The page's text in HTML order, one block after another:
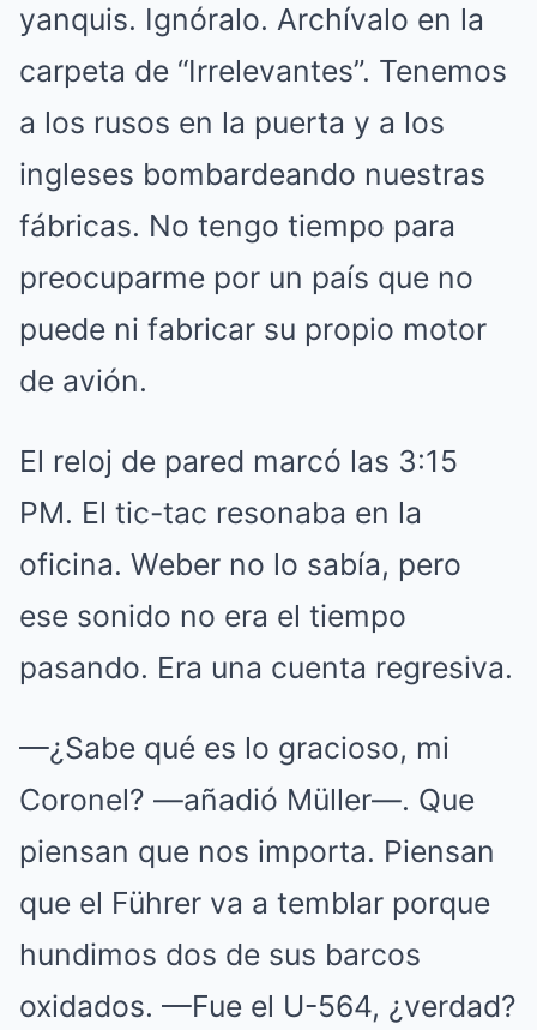
yanquis. Ignóralo. Archívalo en la
carpeta de “Irrelevantes”. Tenemos
a los rusos en la puerta y a los
ingleses bombardeando nuestras
fábricas. No tengo tiempo para
preocuparme por un país que no
puede ni fabricar su propio motor
de avión.
El reloj de pared marcó las 3:15
PM. El tic-tac resonaba en la
oficina. Weber no lo sabía, pero
ese sonido no era el tiempo
pasando. Era una cuenta regresiva.
—¿Sabe qué es lo gracioso, mi
Coronel? —añadió Müller—. Que
piensan que nos importa. Piensan
que el Führer va a temblar porque
hundimos dos de sus barcos
oxidados. —Fue el U-564, ¿verdad?